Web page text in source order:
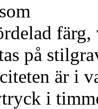
på
är i
i